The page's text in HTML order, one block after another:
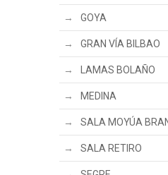
GOYA
GRAN VÍA BILBAO
LAMAS BOLAÑO
MEDINA
SALA MOYÚA
SALA RETIRO